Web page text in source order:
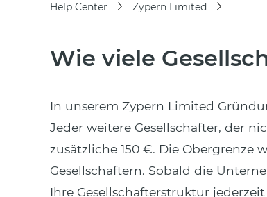
Help Center Zypern Limited
Wie viele
In unserem Zypern Limited
Jeder weitere Gesellschafter, der
zusätzliche 150 €. Die Obergrenze
Gesellschaftern. Sobald die
Ihre Gesellschafterstruktur